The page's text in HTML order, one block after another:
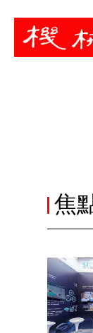
暫停
焦